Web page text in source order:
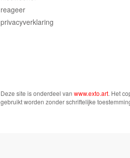
reageer
privacyverklaring
Deze site is onderdeel van www.exto.art. Het
gebruikt worden zonder schriftelijke